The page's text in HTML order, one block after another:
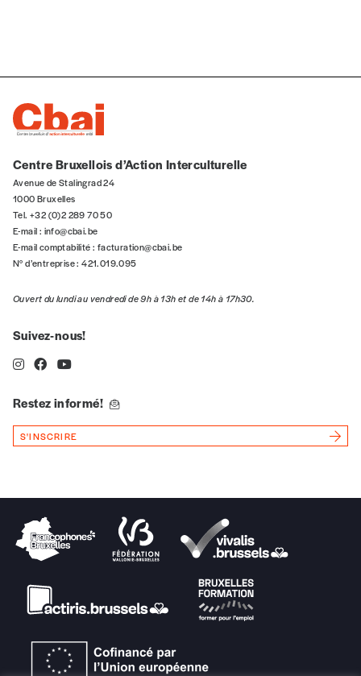
AJOUTER
Édition numérique
AJOUTER
Offre découverte
Vous souhaitez découvrir
découverte
Faites découvrir l'Imagà un·e ami·e et offrez-
lui un abonnement ou numéro au choix.
J’offre un abonnement (5
J’offre le(s) numéro(s)
Vos coordonnées
Centre Bruxellois d’Action Interculturelle
Avenue de Stalingrad 24
1000 Bruxelles
Tel. +32 (0)2 289 70 50
E-mail : info@cbai.be
E-mail comptabilité : facturation@cbai.be
N° d’entreprise : 421.019.095
Ouvert du lundi au vendredi de 9h à 13h et de 14h à 17h30.
Suivez-nous!
Restez informé!
S'INSCRIRE